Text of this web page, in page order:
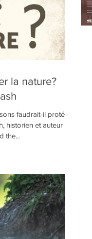
la nature?
faudrait-il protéger
historien et auteur du
the...